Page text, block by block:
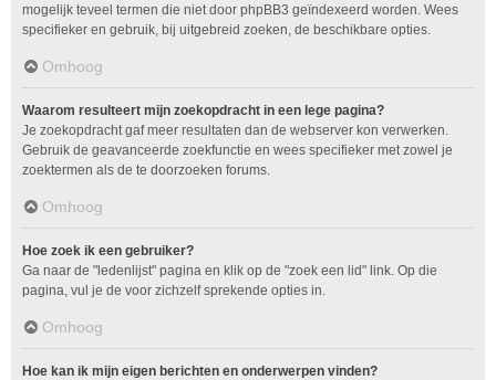
mogelijk teveel termen die niet door phpBB3 geïndexeerd worden. Wees
specifieker en gebruik, bij uitgebreid zoeken, de beschikbare opties.
Omhoog
Waarom resulteert mijn zoekopdracht in een lege pagina?
Je zoekopdracht gaf meer resultaten dan de webserver kon verwerken.
Gebruik de geavanceerde zoekfunctie en wees specifieker met zowel je
zoektermen als de te doorzoeken forums.
Omhoog
Hoe zoek ik een gebruiker?
Ga naar de "ledenlijst" pagina en klik op de "zoek een lid" link. Op die
pagina, vul je de voor zichzelf sprekende opties in.
Omhoog
Hoe kan ik mijn eigen berichten en onderwerpen vinden?